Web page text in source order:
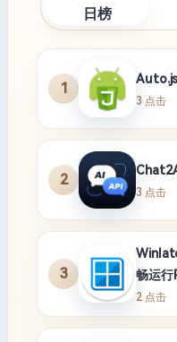
日榜
1
3 点击
2
3 点击
3
畅运行
2 点击